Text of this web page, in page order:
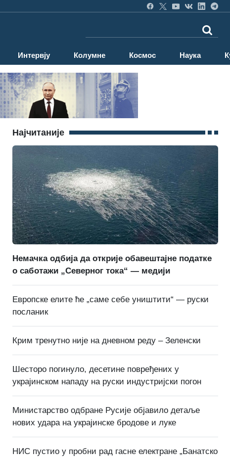
Интервју Колумне Космос Наука
Најчитаније
Немачка одбија да открије обавештајне податке
о саботажи „Северног тока“ — медији
Европске елите ће „саме себе уништити“ — руски
посланик
Крим тренутно није на дневном реду – Зеленски
Шесторо погинуло, десетине повређених у
украјинском нападу на руски индустријски погон
Министарство одбране Русије објавило детаље
нових удара на украјинске бродове и луке
НИС пустио у пробни рад гасне електране „Банатско